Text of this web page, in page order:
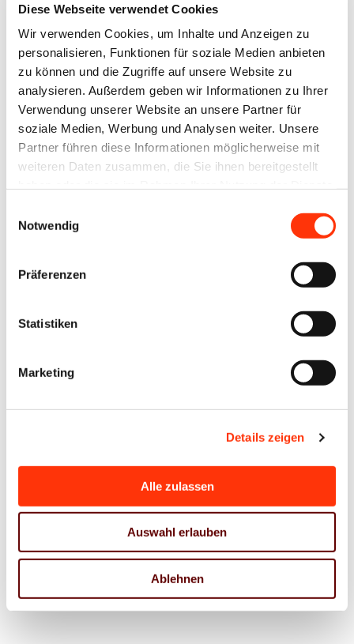
Diese Webseite verwendet Cookies
Wir verwenden Cookies, um Inhalte und Anzeigen zu
personalisieren, Funktionen für soziale Medien anbieten
zu können und die Zugriffe auf unsere Website zu
analysieren. Außerdem geben wir Informationen zu Ihrer
Verwendung unserer Website an unsere Partner für
soziale Medien, Werbung und Analysen weiter. Unsere
Partner führen diese Informationen möglicherweise mit
weiteren Daten zusammen, die Sie ihnen bereitgestellt
Notwendig
Präferenzen
Statistiken
Marketing
Details zeigen
Alle zulassen
Auswahl erlauben
Ablehnen
Neue
Förderrichtlinie
für
Fahrzeugen
mit
alternativen
Antrieben
(Umweltbonus)
Berufliche
Integration
von
Geflüchteten
Aufruf zur
Teilnahme am
Medienverbände
Girls‘Day am
27. April 2023